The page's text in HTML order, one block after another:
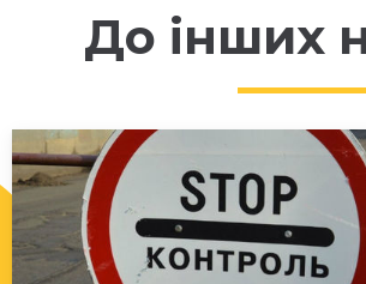
До інших